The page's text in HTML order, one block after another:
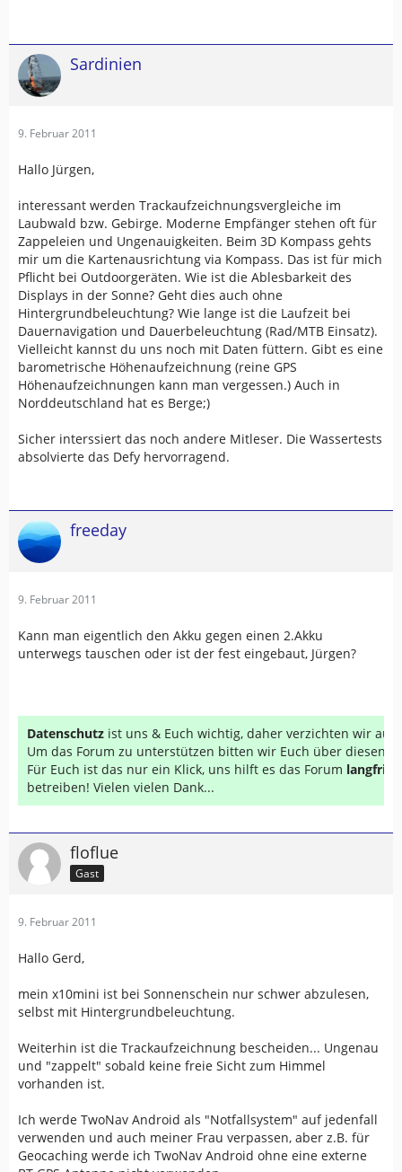
Sardinien
9. Februar 2011
Hallo Jürgen,
interessant werden Trackaufzeichnungsvergleiche im
Laubwald bzw. Gebirge. Moderne Empfänger stehen oft für
Zappeleien und Ungenauigkeiten. Beim 3D Kompass gehts
mir um die Kartenausrichtung via Kompass. Das ist für mich
Pflicht bei Outdoorgeräten. Wie ist die Ablesbarkeit des
Displays in der Sonne? Geht dies auch ohne
Hintergrundbeleuchtung? Wie lange ist die Laufzeit bei
Dauernavigation und Dauerbeleuchtung (Rad/MTB Einsatz).
Vielleicht kannst du uns noch mit Daten füttern. Gibt es eine
barometrische Höhenaufzeichnung (reine GPS
Höhenaufzeichnungen kann man vergessen.) Auch in
Norddeutschland hat es Berge;)
Sicher interssiert das noch andere Mitleser. Die Wassertests
absolvierte das Defy hervorragend.
freeday
9. Februar 2011
Kann man eigentlich den Akku gegen einen 2.Akku
unterwegs tauschen oder ist der fest eingebaut, Jürgen?
Datenschutz ist uns & Euch wichtig, daher verzichten wir auf
Um das Forum zu unterstützen bitten wir Euch über diesen
Für Euch ist das nur ein Klick, uns hilft es das Forum
betreiben! Vielen vielen Dank...
floflue
Gast
9. Februar 2011
Hallo Gerd,
mein x10mini ist bei Sonnenschein nur schwer abzulesen,
selbst mit Hintergrundbeleuchtung.
Weiterhin ist die Trackaufzeichnung bescheiden... Ungenau
und "zappelt" sobald keine freie Sicht zum Himmel
vorhanden ist.
Ich werde TwoNav Android als "Notfallsystem" auf jedenfall
verwenden und auch meiner Frau verpassen, aber z.B. für
Geocaching werde ich TwoNav Android ohne eine externe